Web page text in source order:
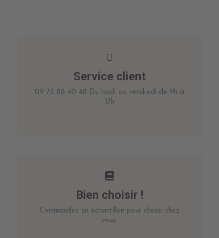
Service client
09 73 88 40 48 Du lundi au vendredi de 9h à
17h
Bien choisir !
Commandez un échantillon pour choisir chez
vous.